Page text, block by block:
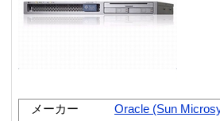
メーカー
Oracle (Sun